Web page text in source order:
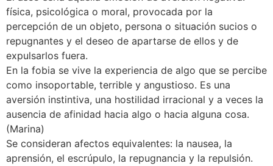
física, psicológica o moral, provocada por la
percepción de un objeto, persona o situación sucios o
repugnantes y el deseo de apartarse de ellos y de
expulsarlos fuera.
En la fobia se vive la experiencia de algo que se percibe
como insoportable, terrible y angustioso. Es una
aversión instintiva, una hostilidad irracional y a veces la
ausencia de afinidad hacia algo o hacia alguna cosa.
(Marina)
Se consideran afectos equivalentes: la nausea, la
aprensión, el escrúpulo, la repugnancia y la repulsión.